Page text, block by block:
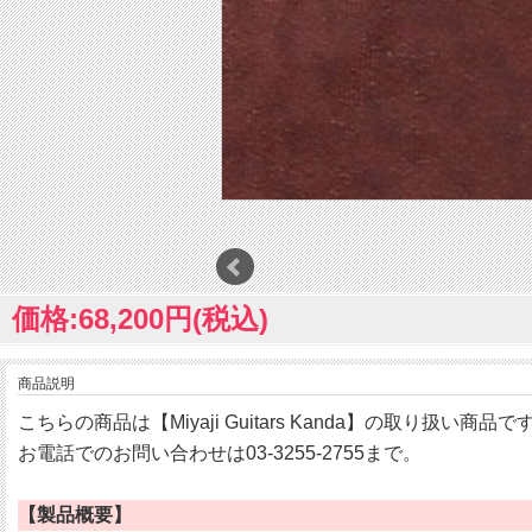
価格:68,200円(税込)
商品説明
こちらの商品は【Miyaji Guitars Kanda】の取り扱い商品で
お電話でのお問い合わせは03-3255-2755まで。
【製品概要】